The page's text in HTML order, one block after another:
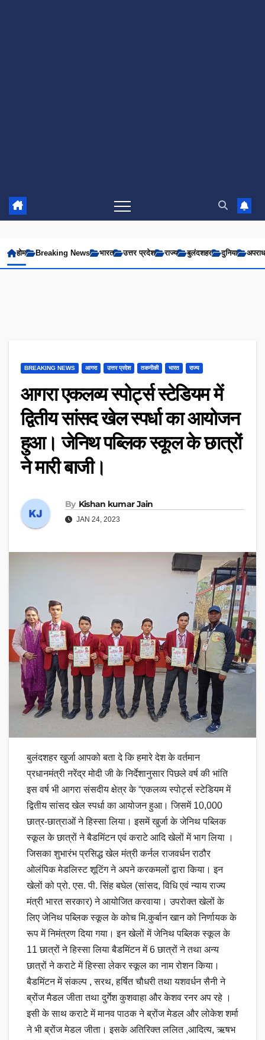
होम Breaking News भारत उत्तर प्रदेश राज्य बुलंदशहर दुनिया अपराध
BREAKING NEWS आगरा उत्तर प्रदेश तकनीकी भारत राज्य
आगरा एकलव्य स्पोर्ट्स स्टेडियम में
द्वितीय सांसद खेल स्पर्धा का आयोजन
हुआ। जेनिथ पब्लिक स्कूल के छात्रों
ने मारी बाजी।
By Kishan kumar Jain
JAN 24, 2023
बुलंदशहर खुर्जा आपको बता दे कि हमारे देश के वर्तमान
प्रधानमंत्री नरेंद्र मोदी जी के निर्देशानुसार पिछले वर्ष की भांति
इस वर्ष भी आगरा संसदीय क्षेत्र के “एकलव्य स्पोर्ट्स स्टेडियम में
द्वितीय सांसद खेल स्पर्धा का आयोजन हुआ। जिसमें 10,000
छात्र-छात्राओं ने हिस्सा लिया। इसमें खुर्जा के जेनिथ पब्लिक
स्कूल के छात्रों ने बैडमिंटन एवं कराटे आदि खेलों में भाग लिया ।
जिसका शुभारंभ प्रसिद्ध खेल मंत्री कर्नल राजवर्धन राठौर
ओलंपिक मेडलिस्ट शूटिंग ने अपने करकमलों द्वारा किया। इन
खेलों को प्रो. एस. पी. सिंह बघेल (सांसद, विधि एवं न्याय राज्य
मंत्री भारत सरकार) ने आयोजित करवाया। उपरोक्त खेलों के
लिए जेनिथ पब्लिक स्कूल के कोच मि.कुर्बान खान को निर्णायक के
रूप में निमंत्रण दिया गया। इन खेलों में जेनिथ पब्लिक स्कूल के
11 छात्रों ने हिस्सा लिया बैडमिंटन में 6 छात्रों ने तथा अन्य
छात्रों ने कराटे में हिस्सा लेकर स्कूल का नाम रोशन किया।
बैडमिंटन में संकल्प , सरथ, हर्षित चौधरी तथा यशवर्धन सैनी ने
ब्रोंज मैडल जीता तथा दुर्गेश कुशवाहा और केशव रनर अप रहे ।
इसी के साथ कराटे में मानव पाठक ने ब्रोंज मेडल और लोकेश शर्मा
ने भी ब्रोंज मेडल जीता। इसके अतिरिक्त ललित ,आदित्य, ऋषभ